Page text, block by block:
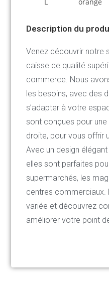
Description du
Venez découvrir notre
caisse de qualité
commerce. Nous
les besoins, avec des
s’adapter à votre
sont conçues pour
droite, pour vous offrir
Avec un design
elles sont parfaites
supermarchés, les
centres
variée et découvrez
améliorer votre point